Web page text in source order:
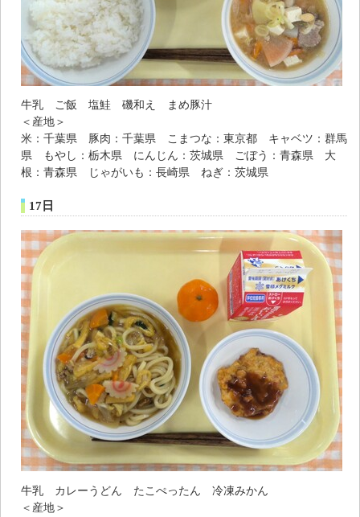
牛乳 ご飯 塩鮭 磯和え まめ豚汁
＜産地＞
米：千葉県 豚肉：千葉県 こまつな：東京都 キャベツ：群馬
県 もやし：栃木県 にんじん：茨城県 ごぼう：青森県 大
根：青森県 じゃがいも：長崎県 ねぎ：茨城県
17日
牛乳 カレーうどん たこぺったん 冷凍みかん
＜産地＞